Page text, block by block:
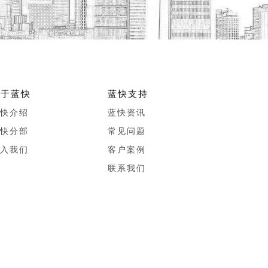
蓝快
介绍
分部
我们
蓝快支持
蓝快资讯
常见问题
客户案例
联系我们